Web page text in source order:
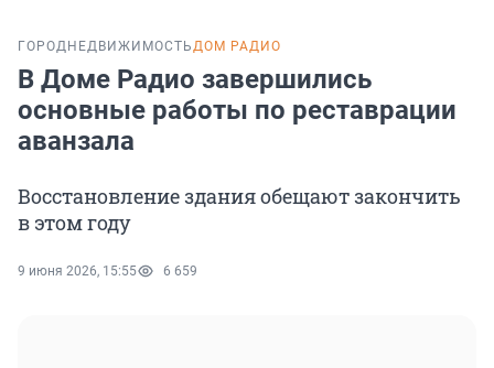
ГОРОД НЕДВИЖИМОСТЬДОМ РАДИО
В Доме Радио завершились
основные работы по реставрации
аванзала
Восстановление здания обещают закончить
в этом году
9 июня 2026, 15:55 6 659